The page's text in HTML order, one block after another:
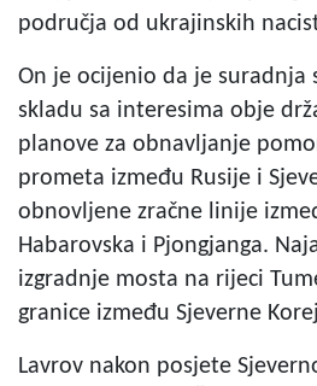
područja od ukrajinskih
On je ocijenio da je suradnja
skladu sa interesima obje
planove za obnavljanje
prometa između Rusije i
obnovljene zračne linije
Habarovska i Pjongjanga.
izgradnje mosta na rijeci
granice između Sjeverne
Lavrov nakon posjete